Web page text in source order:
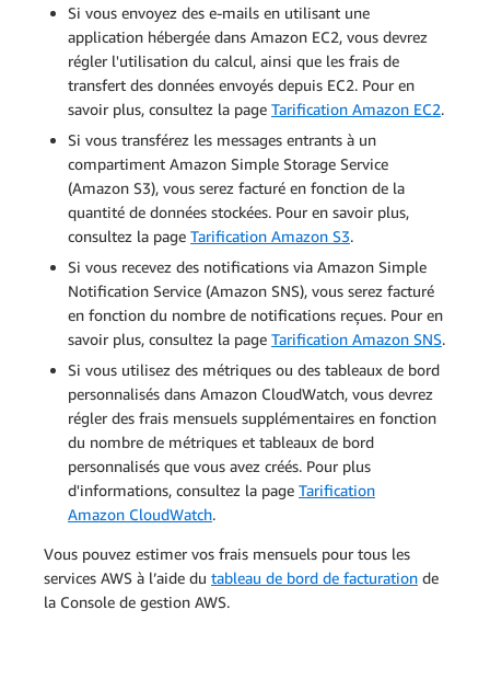
Si vous envoyez des e-mails en utilisant une
application hébergée dans Amazon EC2, vous devrez
régler l'utilisation du calcul, ainsi que les frais de
transfert des données envoyés depuis EC2. Pour en
savoir plus, consultez la page Tarification Amazon EC2.
Si vous transférez les messages entrants à un
compartiment Amazon Simple Storage Service
(Amazon S3), vous serez facturé en fonction de la
quantité de données stockées. Pour en savoir plus,
consultez la page Tarification Amazon S3.
Si vous recevez des notifications via Amazon Simple
Notification Service (Amazon SNS), vous serez facturé
en fonction du nombre de notifications reçues. Pour en
savoir plus, consultez la page Tarification Amazon SNS.
Si vous utilisez des métriques ou des tableaux de bord
personnalisés dans Amazon CloudWatch, vous devrez
régler des frais mensuels supplémentaires en fonction
du nombre de métriques et tableaux de bord
personnalisés que vous avez créés. Pour plus
d'informations, consultez la page Tarification
Amazon CloudWatch.
Vous pouvez estimer vos frais mensuels pour tous les
services AWS à l’aide du tableau de bord de facturation de
la Console de gestion AWS.